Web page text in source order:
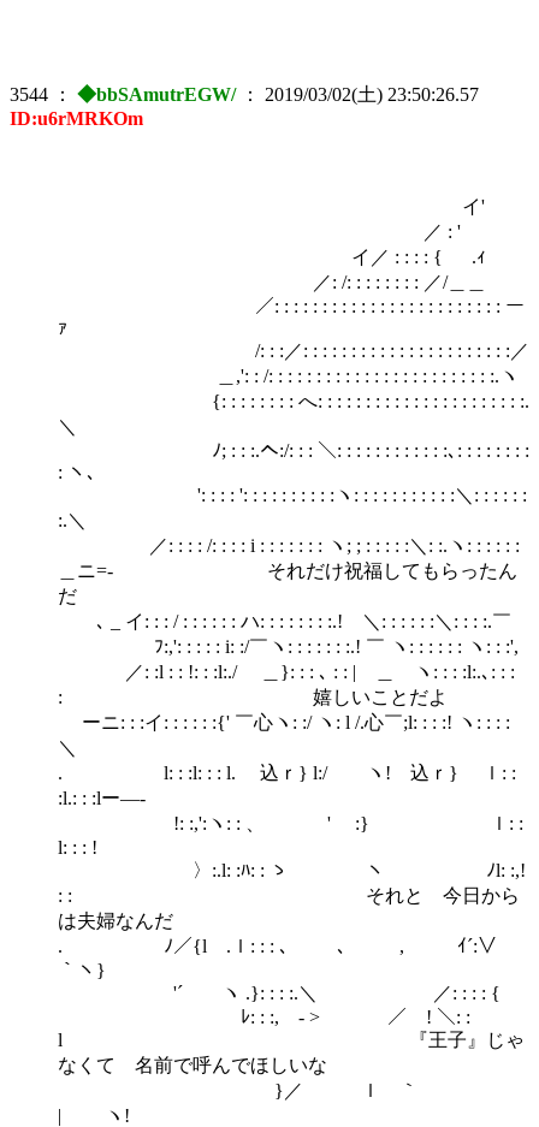
3544 ： ◆bbSAmutrEGW/： 2019/03/02(土) 23:50:26.57
ID:u6rMRKOm
イ'
／ : '
イ／ : : : : { .ｨ
／: /: : : : : : : : ／/＿＿
／: : : : : : : : : : : : : : : : : : : : : : : : ー
ｧ
/: : :／: : : : : : : : : : : : : : : : : : : : : :／
＿,': : /: : : : : : : : : : : : : : : : : : : : : : : :.ヽ
{: : : : : : : : へ: : : : : : : : : : : : : : : : : : : : : :.
＼
ﾉ; : : :.へ:/: : : ＼: : : : : : : : : : : :､: : : : : : : :
: ヽ、
': : : : ': : : : : : : : : :ヽ: : : : : : : : : : :＼: : : : : :
:.＼
／: : : : /: : : : i : : : : : : : ヽ; ; : : : : :＼: :.ヽ: : : : : :
＿ニ=‐ それだけ祝福してもらったん
だ
､ _ イ: : : / : : : : : : ハ: : : : : : : :.! ＼: : : : : :＼: : : :.￣
￣ ﾌ:,': : : : : i: :/￣ヽ: : : : : : :.! ￣ ヽ: : : : : : ヽ: : :',
／: :l : : !: : :l:./ ＿}: : : ､ : : | ＿ ヽ: : : :l:.､: : :
: 嬉しいことだよ
ーニ: : :イ: : : : : :{' ￣心ヽ: :/ ヽ: l /.心￣;l: : : :! ヽ: : : :
＼
. l: : :l: : : l. 込ｒ} l:/ ヽ! 込ｒ} ｌ: :
:l.: : :lー―- ゝ
!: :,':ヽ: : 、 ' :} ｌ: :
l: : : !
〉:.l: :ﾊ: : ゝ ヽ ﾉl: :,!
: : ゝ それと 今日から
は夫婦なんだ
. ﾉ／{l .ｌ: : : ､ ､ , ｲ´:∨
｀ヽ}
'´ ヽ .}: : : :.＼ ／: : : : {
ﾚ: : :, - > ／ ! ＼: :
l 『王子』じゃ
なくて 名前で呼んでほしいな
}／ ｌ ｀
| ヽ!